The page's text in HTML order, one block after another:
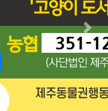
Next